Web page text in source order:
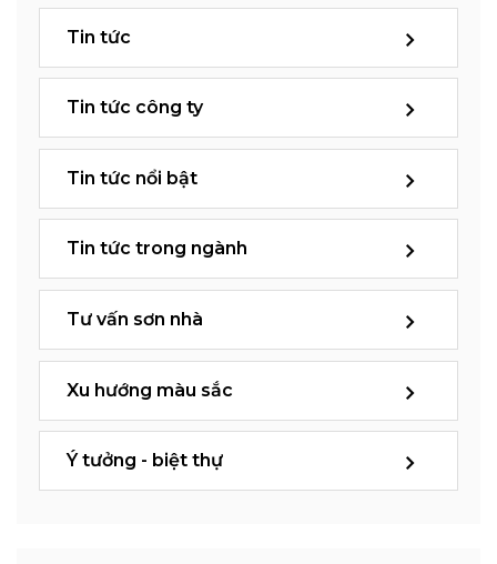
Tin tức
Tin tức công ty
Tin tức nổi bật
Tin tức trong ngành
Tư vấn sơn nhà
Xu hướng màu sắc
Ý tưởng - biệt thự